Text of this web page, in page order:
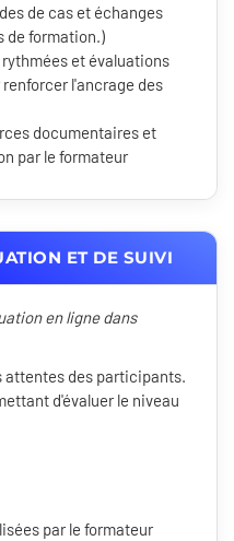
de cas et échanges
de formation.)
et évaluations
l'ancrage des
documentaires et
par le formateur
ET DE SUIVI
en ligne dans
attentes des participants.
d'évaluer le niveau
par le formateur